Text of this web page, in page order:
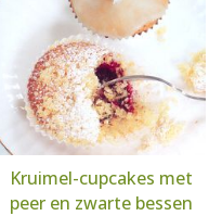
Kruimel-cupcakes met
peer en zwarte bessen